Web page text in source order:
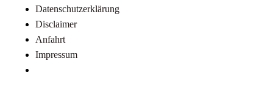
Datenschutzerklärung
Disclaimer
Anfahrt
Impressum